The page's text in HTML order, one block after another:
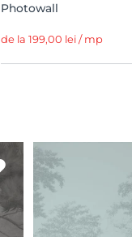
Photowall
de la 199,00 lei / mp